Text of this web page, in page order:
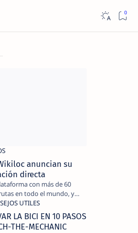
anuncian su
directa
con más de 60
en todo el mundo, y
de dispositivos GPS
por su
LA BICI EN 10 PASOS
THE-MECHANIC